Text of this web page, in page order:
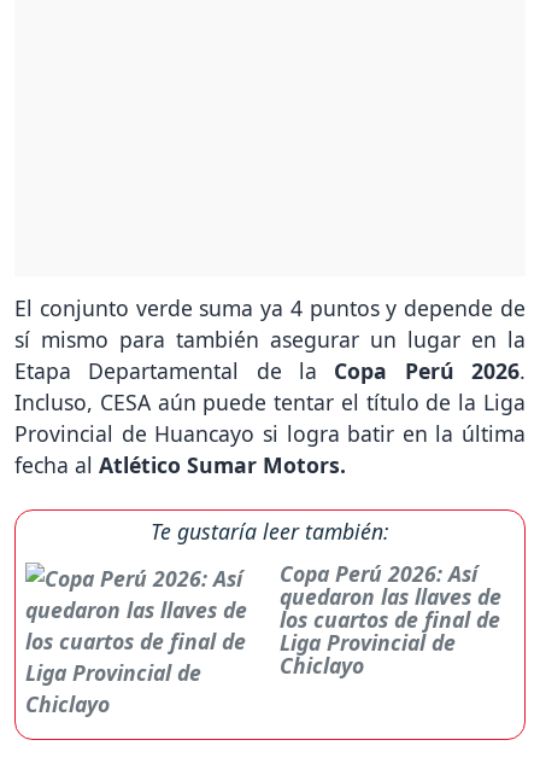
El conjunto verde suma ya 4 puntos y depende de
sí mismo para también asegurar un lugar en la
Etapa Departamental de la Copa Perú 2026.
Incluso, CESA aún puede tentar el título de la Liga
Provincial de Huancayo si logra batir en la última
fecha al Atlético Sumar Motors.
Te gustaría leer también:
Copa Perú 2026: Así
quedaron las llaves de
los cuartos de final de
Liga Provincial de
Chiclayo